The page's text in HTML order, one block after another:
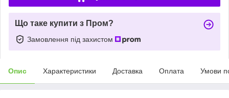
Що таке купити з Пром?
Замовлення під захистом
Опис Характеристики Доставка Оплата Умови